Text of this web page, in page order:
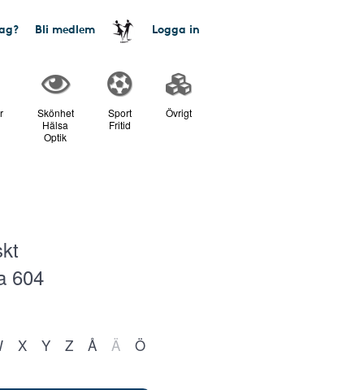
Bli medlem Logga in
Skönhet
Hälsa
Optik
Sport
Fritid
Övrigt
604
X Y Z Å Ä Ö